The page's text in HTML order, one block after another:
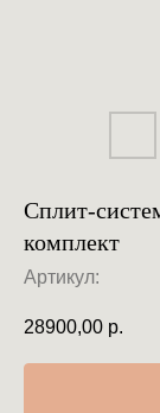
Сплит-
комплект
Артикул:
28900,00 р.